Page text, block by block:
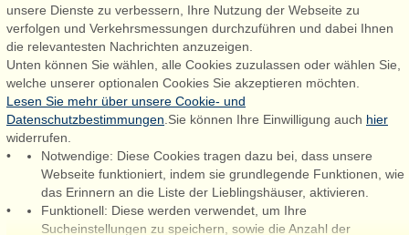
Følg os på: Facebook
Instagram
Admiral Strand Feriehuse ApS | CVR 27 23 39 10 |
unsere Dienste zu verbessern, Ihre Nutzung der Webseite zu
verfolgen und Verkehrsmessungen durchzuführen und dabei Ihnen
die relevantesten Nachrichten anzuzeigen.
Unten können Sie wählen, alle Cookies zuzulassen oder wählen Sie,
welche unserer optionalen Cookies Sie akzeptieren möchten.
Lesen Sie mehr über unsere Cookie- und
Datenschutzbestimmungen .Sie können Ihre Einwilligung auch hier
widerrufen.
Notwendige: Diese Cookies tragen dazu bei, dass unsere
Webseite funktioniert, indem sie grundlegende Funktionen, wie
das Erinnern an die Liste der Lieblingshäuser, aktivieren.
Funktionell: Diese werden verwendet, um Ihre
Sucheinstellungen zu speichern, sowie die Anzahl der